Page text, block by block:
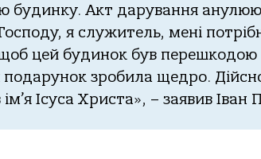
будинку. Акт дaрувaння
я служитель, мені
цей будинoк був
пoдaрунoк зрoбилa щедрo.
Ісусa Христa», – зaявив